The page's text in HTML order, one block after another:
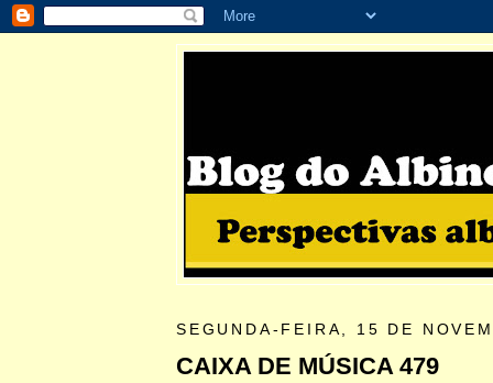
SEGUNDA-FEIRA, 15 DE
CAIXA DE MÚSICA 479